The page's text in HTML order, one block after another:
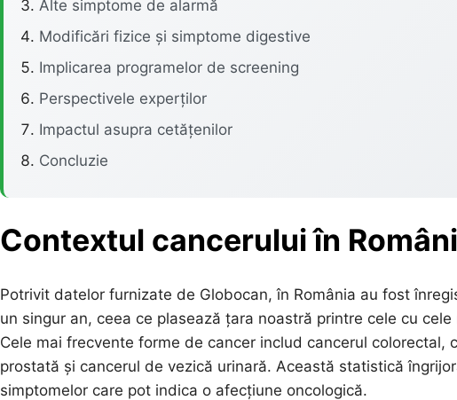
Alte simptome de alarmă
Modificări fizice și simptome digestive
Implicarea programelor de screening
Perspectivele experților
Impactul asupra cetățenilor
Concluzie
Contextul cancerului în
Potrivit datelor furnizate de Globocan, în România au fost
un singur an, ceea ce plasează țara noastră printre cele cu
Cele mai frecvente forme de cancer includ cancerul colorectal,
prostată și cancerul de vezică urinară. Această statistică
simptomelor care pot indica o afecțiune oncologică.